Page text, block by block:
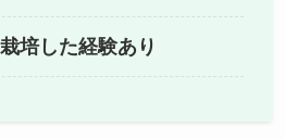
培した経験あり